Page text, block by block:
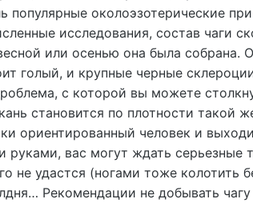
популярные околоэзотерические
исследования, состав чаги
или осенью она была собрана.
голый, и крупные черные
с которой вы можете
становится по плотности такой
ориентированный человек и
вас могут ждать серьезные
не удастся (ногами тоже колотить
Рекомендации не добывать